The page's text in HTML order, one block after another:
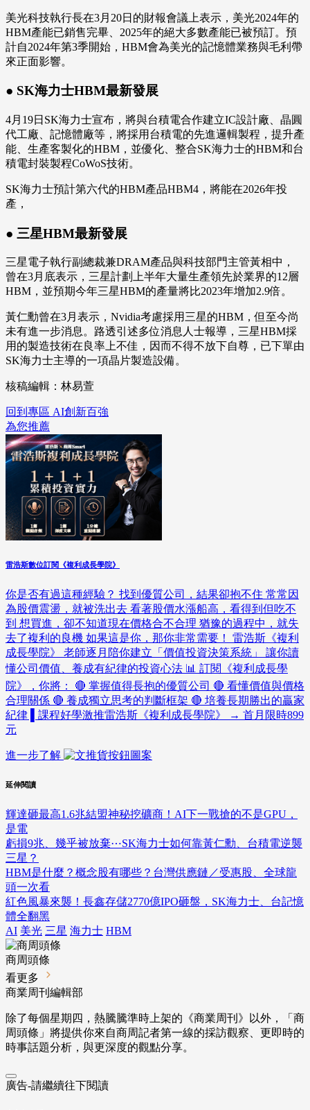
美光科技執行長在3月20日的財報會議上表示，美光2024年的
HBM產能已銷售完畢、2025年的絕大多數產能已被預訂。預
計自2024年第3季開始，HBM會為美光的記憶體業務與毛利帶
來正面影響。
● SK海力士HBM最新發展
4月19日SK海力士宣布，將與台積電合作建立IC設計廠、晶圓
代工廠、記憶體廠等，將採用台積電的先進邏輯製程，提升產
能、生產客製化的HBM，並優化、整合SK海力士的HBM和台
積電封裝製程CoWoS技術。
SK海力士預計第六代的HBM產品HBM4，將能在2026年投
產，
● 三星HBM最新發展
三星電子執行副總裁兼DRAM產品與科技部門主管黃相中，
曾在3月底表示，三星計劃上半年大量生產領先於業界的12層
HBM，並預期今年三星HBM的產量將比2023年增加2.9倍。
黃仁勳曾在3月表示，Nvidia考慮採用三星的HBM，但至今尚
未有進一步消息。路透引述多位消息人士報導，三星HBM採
用的製造技術在良率上不佳，因而不得不放下自尊，已下單由
SK海力士主導的一項晶片製造設備。
核稿編輯：林易萱
回到專區 AI創新百強
為您推薦
雷浩斯數位訂閱《複利成長學院》
你是否有過這種經驗？ 找到優質公司，結果卻抱不住 常常因
為股價震盪，就被洗出去 看著股價水漲船高，看得到但吃不
到 想買進，卻不知道現在價格合不合理 猶豫的過程中，就失
去了複利的良機 如果這是你，那你非常需要！ 雷浩斯《複利
成長學院》 老師逐月陪你建立「價值投資決策系統」 讓你讀
懂公司價值、養成有紀律的投資心法 📊 訂閱《複利成長學
院》，你將： 🔴 掌握值得長抱的優質公司 🔴 看懂價值與價格
合理關係 🔴 養成獨立思考的判斷框架 🔴 培養長期勝出的贏家
紀律 ▌課程好學激推雷浩斯《複利成長學院》 → 首月限時899
元
進一步了解
延伸閱讀
輝達砸最高1.6兆結盟神秘挖礦商！AI下一戰搶的不是GPU，
是電
虧損9兆、幾乎被放棄⋯SK海力士如何靠黃仁勳、台積電逆襲
三星？
HBM是什麼？概念股有哪些？台灣供應鏈／受惠股、全球龍
頭一次看
紅色風暴來襲！長鑫存儲2770億IPO砸盤，SK海力士、台記憶
體全翻黑
AI 美光 三星 海力士 HBM
商周頭條
看更多
商業周刊編輯部
除了每個星期四，熱騰騰準時上架的《商業周刊》以外，「商
周頭條」將提供你來自商周記者第一線的採訪觀察、 更即時的
時事話題分析，與更深度的觀點分享。
廣告-請繼續往下閱讀